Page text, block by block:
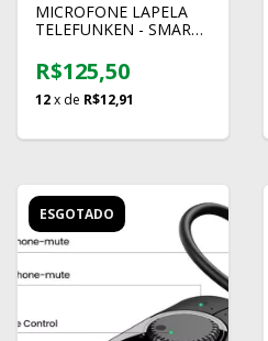
MICROFONE LAPELA
TELEFUNKEN - SMART
R$125,50
12x de R$12,91
ESGOTADO